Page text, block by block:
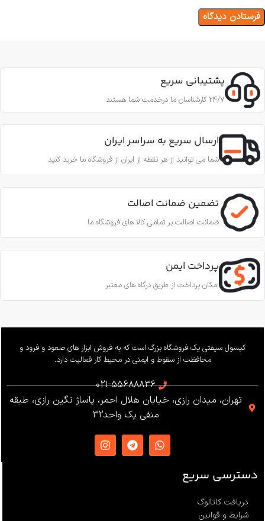
پشتیبانی سریع
24/7 کارشناسان ما درخدمت شما هستند
ارسال سریع به سراسر ایران
شما می توانید از هر نقطه از ایران از فروشگاه ما خرید کنید
تضمین ضمانت اصالت
ضمانت اصالت بر تمامی کالا های فروشگاه ما
پرداخت ایمن
امکان پرداخت از طریق درگاه های معتبر
کپسول سیفتی یک فروشگاه بزرگ است که به فروش ابزار های صعود و فرود و
محافظت از سقوط و ایمنی در محیط کار فعالیت دارد.
021-55688836
تهران، میدان رازی، خیابان هلال احمر، پاساژ نگین رازی، طبقه
منفی یک واحد32
دسترسی سریع
دریافت کاتالوگ
شرایط و قوانین